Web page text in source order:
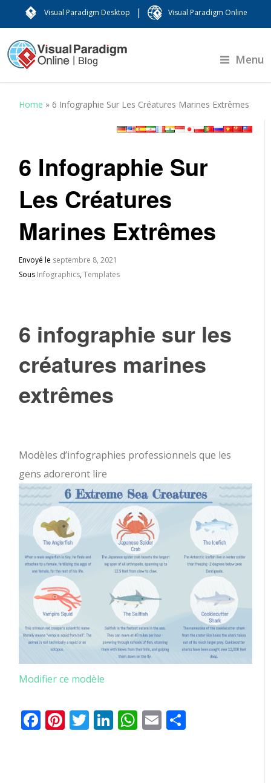
Visual Paradigm Desktop | Visual Paradigm Online
Menu
Home » 6 Infographie Sur Les Créatures Marines Extrêmes
6 Infographie Sur
Les Créatures
Marines Extrêmes
Envoyé le septembre 8, 2021
Sous Infographics,Templates
6 infographie sur les
créatures marines
extrêmes
Modèles d’infographies professionnels que les
gens adoreront lire
Modifier ce modèle
Facebook
Pinterest
Twitter
LinkedIn
WhatsApp
Email